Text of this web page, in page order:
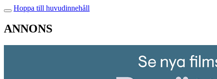
Hoppa till huvudinnehåll
ANNONS